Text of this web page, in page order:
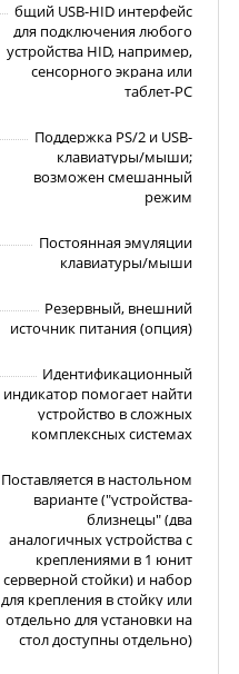
бщий USB-HID интерфейс
для подключения любого
устройства HID, например,
сенсорного экрана или
таблет-PC
Поддержка PS/2 и USB-
клавиатуры/мыши;
возможен смешанный
режим
Постоянная эмуляции
клавиатуры/мыши
Резервный, внешний
источник питания (опция)
Идентификационный
индикатор помогает найти
устройство в сложных
комплексных системах
Поставляется в настольном
варианте ("устройства-
близнецы" (два
аналогичных устройства с
креплениями в 1 юнит
серверной стойки) и набор
для крепления в стойку или
отдельно для установки на
стол доступны отдельно)